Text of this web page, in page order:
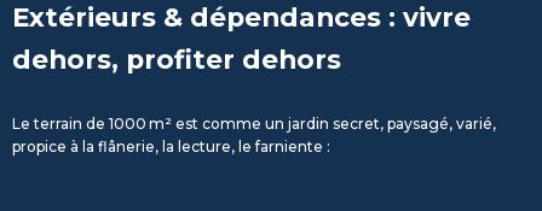
Extérieurs & dépendances : vivre
dehors, profiter dehors
Le terrain de 1000 m² est comme un jardin secret, paysagé, varié,
propice à la flânerie, la lecture, le farniente :